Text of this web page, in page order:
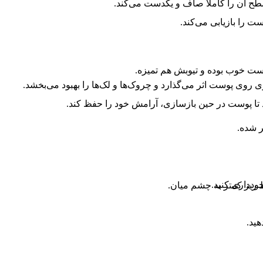
آن را کاملاً صاف و یکدست می‌کند.
را بازیابی می‌کند.
پوست در حین بازسازی، آرامش خود را حفظ کند.
کنید.
خوب بوده و تیوبش هم تمیزه.
شده.
کمتر به چشم میان.